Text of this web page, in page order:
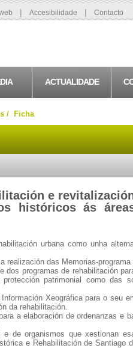
| Accesibilidade | Contacto
ACTUALIDADE
/ Ficha
e
históricos ás
urbana como unha
das Memorias-programa
programas de rehabilitación
patrimonial como das
Xeográfica para o seu
da rehabilitación.
a elaboración de ordenanzas e
de organismos que xestionan
e Rehabilitación de Santiago